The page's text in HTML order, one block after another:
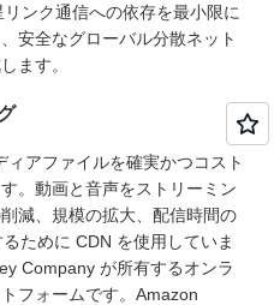
ンク通信への依存を最小限に
安全なグローバル分散ネット
ます。
アファイルを確実かつコスト
。動画と音声をストリーミン
減、規模の拡大、配信時間の
ために CDN を使用していま
Company が所有するオンラ
フォームです。Amazon